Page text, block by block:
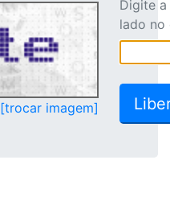
[trocar imagem]
Digite
lado no